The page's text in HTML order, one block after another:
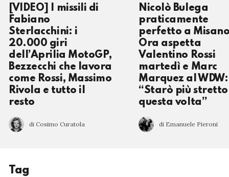
[VIDEO] I missili di
Fabiano
Sterlacchini: i
20.000 giri
dell’Aprilia MotoGP,
Bezzecchi che lavora
come Rossi, Massimo
Rivola e tutto il
resto
di Cosimo Curatola
Nicolò Bulega
praticamente
perfetto a
Ora aspetta
Valentino Rossi
martedì e Marc
Marquez al WDW:
“Starò più stretto
questa volta”
di Emanuele Pieroni
Tag